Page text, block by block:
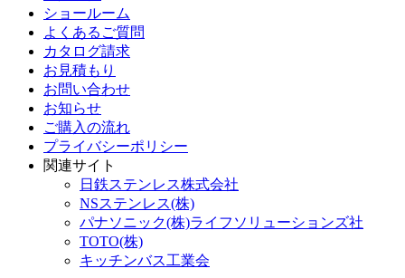
ショールーム
よくあるご質問
カタログ請求
お見積もり
お問い合わせ
お知らせ
ご購入の流れ
プライバシーポリシー
関連サイト
日鉄ステンレス株式会社
NSステンレス(株)
パナソニック(株)ライフソリューションズ社
TOTO(株)
キッチンバス工業会